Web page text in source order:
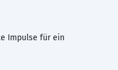
Impulse für ein